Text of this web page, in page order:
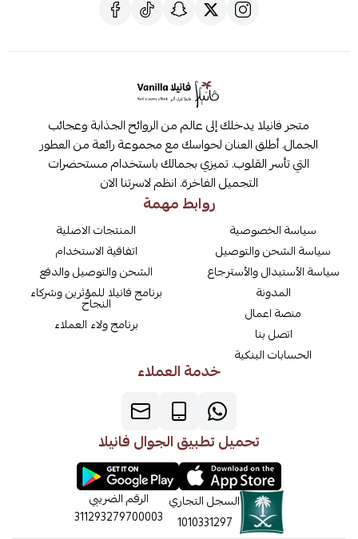
متجر فانيلا يدخلك إلى عالم من الروائح الجذابة وعجائب
الجمال. أطلق العنان لحواسك مع مجموعة رائعة من العطور
التي تأسر القلوب. تميزي بجمالك باستخدام مستحضرات
التجميل الفاخرة. انظم لاسرتنا الان
روابط مهمة
سياسة الخصوصية
سياسة الشحن والتوصيل
سياسة الأستبدال والأسترجاع
المدونة
منصة اعمال
اتصل بنا
الحسابات البنكية
المنتجات الاصلية
اتفاقية الاستخدام
الشحن والتوصيل والدفع
برنامج فانيلا للمؤثرين وشركاء
النجاح
برنامج ولاء العملاء
خدمة العملاء
تحميل تطبيق الجوال فانيلا
السجل التجاري
1010331297
الرقم الضريبي
311293279700003